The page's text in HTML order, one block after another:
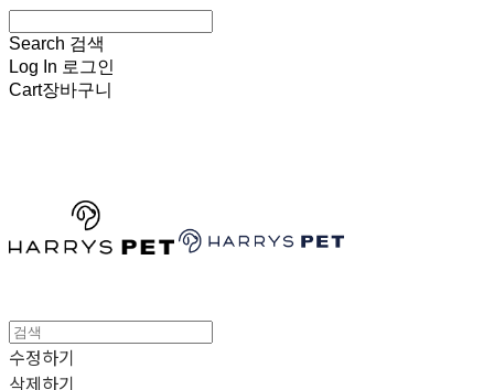
Search 검색
Log In 로그인
Cart장바구니
수정하기
삭제하기